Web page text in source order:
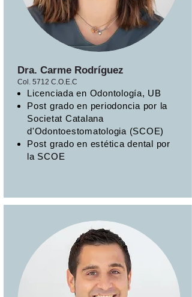
Dra. Carme Rodríguez
Col. 5712 C.O.E.C
Licenciada en Odontología, UB
Post grado en periodoncia por la
Societat Catalana
d'Odontoestomatologia (SCOE)
Post grado en estética dental por
la SCOE